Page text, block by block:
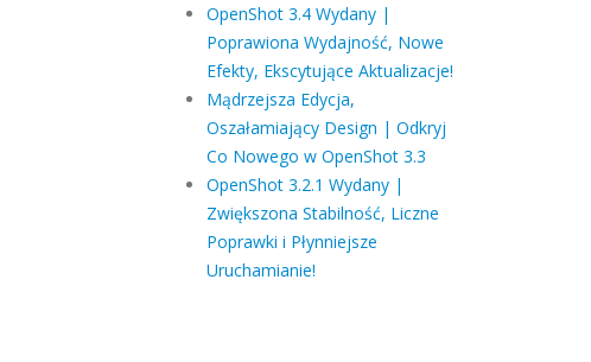
OpenShot 3.4 Wydany |
Poprawiona Wydajność, Nowe
Efekty, Ekscytujące Aktualizacje!
Mądrzejsza Edycja,
Oszałamiający Design | Odkryj
Co Nowego w OpenShot 3.3
OpenShot 3.2.1 Wydany |
Zwiększona Stabilność, Liczne
Poprawki i Płynniejsze
Uruchamianie!